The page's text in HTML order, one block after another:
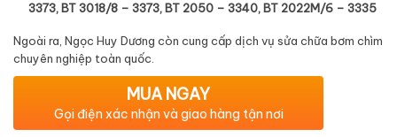
3373, BT 3018/8 – 3373, BT 2050 – 3340, BT 2022M/6 – 3335
Ngoài ra, Ngọc Huy Dương còn cung cấp dịch vụ sửa chữa bơm chìm
chuyên nghiệp toàn quốc.
MUA NGAY
Gọi điện xác nhận và giao hàng tận nơi